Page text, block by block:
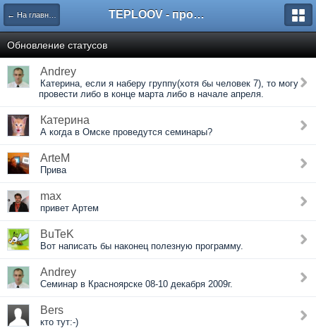
← На главную TEPLOOV - программный комплекс для расчёта систем отопления и вентиляции
Обновление статусов
Andrey
Катерина, если я наберу группу(хотя бы человек 7), то могу
провести либо в конце марта либо в начале апреля.
Катерина
А когда в Омске проведутся семинары?
ArteM
Прива
max
привет Артем
BuTeK
Вот написать бы наконец полезную программу.
Andrey
Семинар в Красноярске 08-10 декабря 2009г.
Bers
кто тут:-)